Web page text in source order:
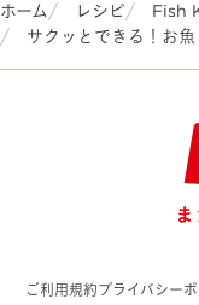
ホーム レシピ Fish
サクッとできる！お
ご利用規約プライバシー